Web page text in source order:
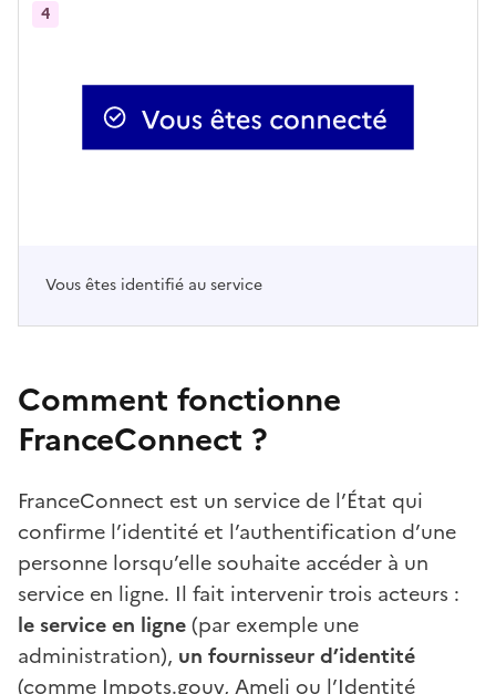
Vous êtes identifié au service
4
Comment fonctionne
FranceConnect ?
FranceConnect est un service de l’État qui
confirme l’identité et l’authentification d’une
personne lorsqu’elle souhaite accéder à un
service en ligne. Il fait intervenir trois acteurs :
le service en ligne(par exemple une
administration), un fournisseur d’identité
(comme Impots.gouv, Ameli ou l’Identité